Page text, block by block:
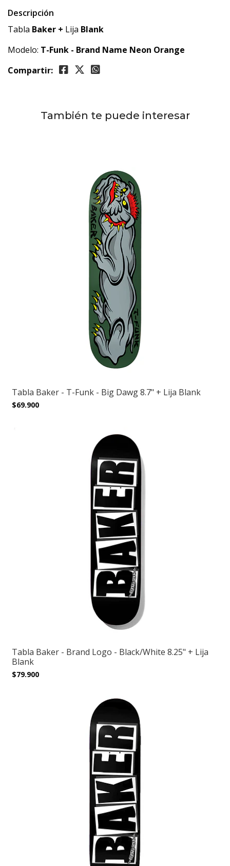
Descripción
Tabla Baker + Lija Blank
Modelo: T-Funk - Brand Name Neon Orange
Compartir:
También te puede interesar
Tabla Baker - T-Funk - Big Dawg 8.7" + Lija Blank
$69.900
Tabla Baker - Brand Logo - Black/White 8.25" + Lija
Blank
$79.900